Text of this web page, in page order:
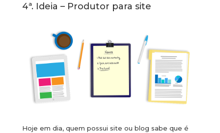
4ª. Ideia – Produtor para site
Hoje em dia, quem possui site ou blog sabe que é